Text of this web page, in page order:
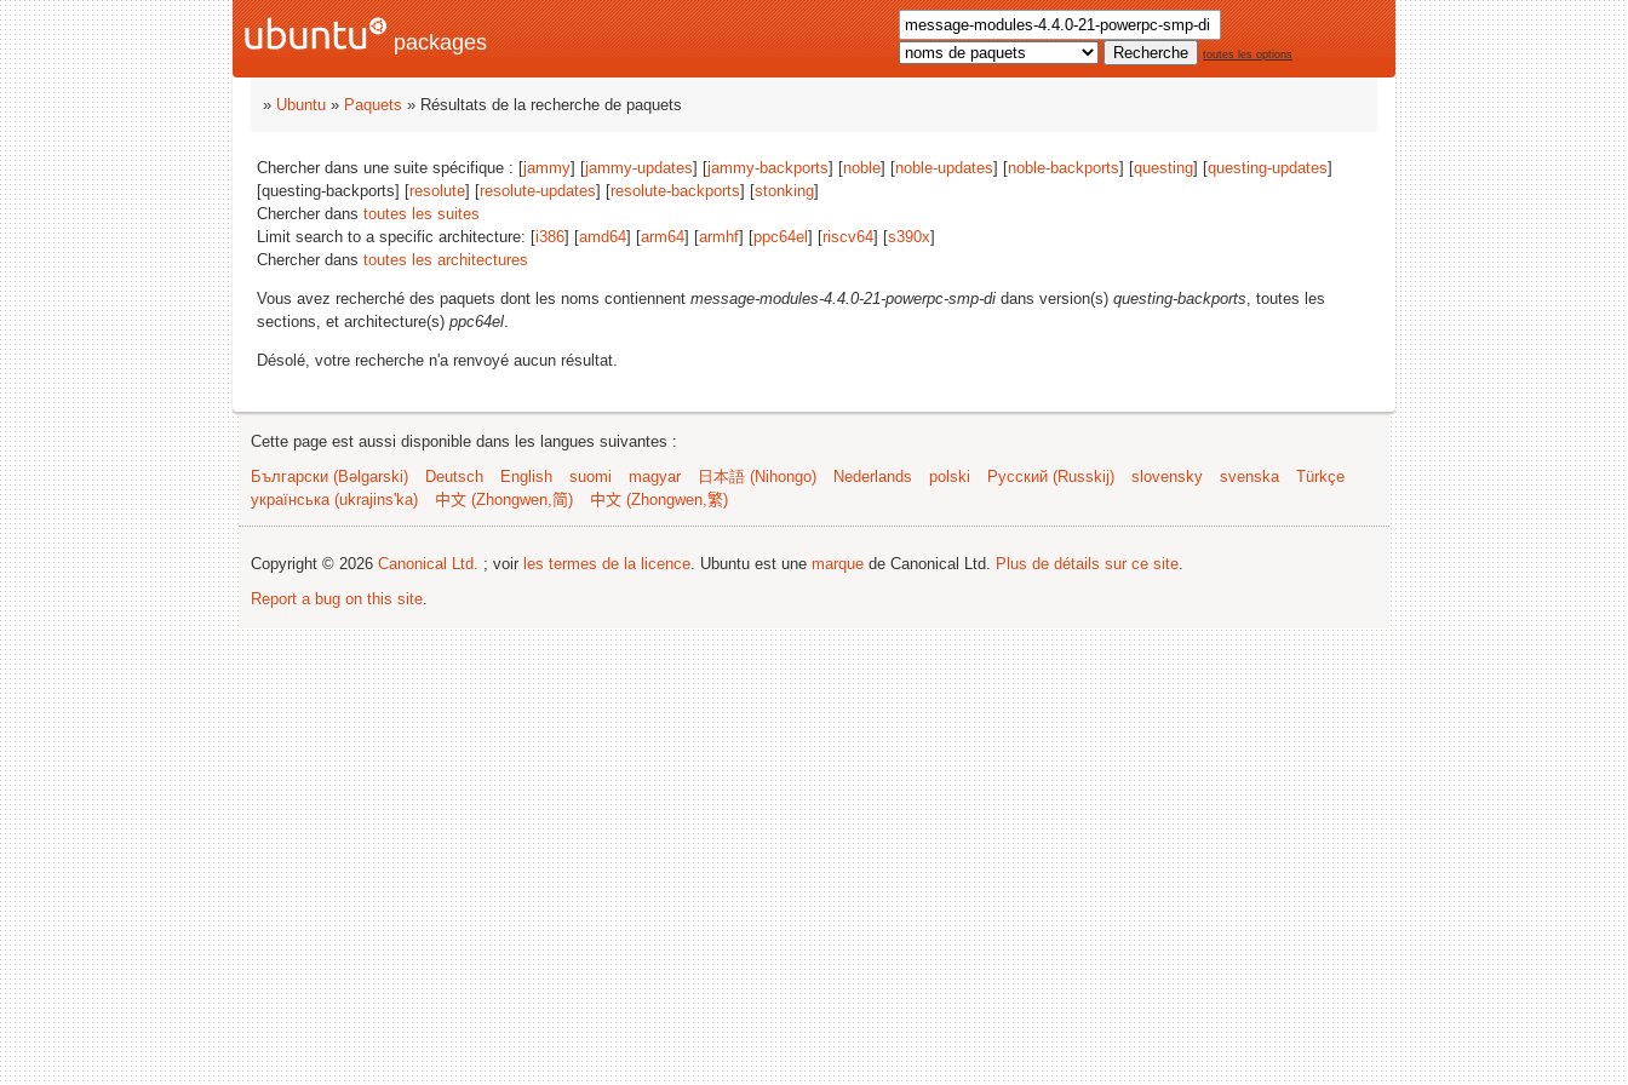
packages toutes les options
» Ubuntu » Paquets » Résultats de la recherche de paquets
Chercher dans une suite spécifique : [jammy] [jammy-updates] [jammy-backports] [noble] [noble-updates] [noble-backports] [questing] [questing-updates]
[questing-backports] [resolute] [resolute-updates] [resolute-backports] [stonking]
Chercher dans toutes les suites
Limit search to a specific architecture: [i386] [amd64] [arm64] [armhf] [ppc64el ] [riscv64] [s390x]
Chercher dans toutes les architectures
Vous avez recherché des paquets dont les noms contiennent message-modules-4.4.0-21-powerpc-smp-di dans version(s) questing-backports, toutes les
sections, et architecture(s) ppc64el.
Désolé, votre recherche n'a renvoyé aucun résultat.
Cette page est aussi disponible dans les langues suivantes :
Български (Bəlgarski)
Deutsch English suomi magyar 日本語 (Nihongo) Nederlands polski Русский (Russkij) slovensky svenska
Türkçe
українська (ukrajins'ka)
中文 (Zhongwen,简) 中文 (Zhongwen,繁)
Copyright © 2026 Canonical Ltd. ; voir les termes de la licence. Ubuntu est une marque de Canonical Ltd. Plus de détails sur ce site.
Report a bug on this site.